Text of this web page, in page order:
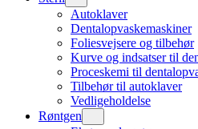
Autoklaver
Dentalopvaskemaskiner
Foliesvejsere og tilbehør
Kurve og indsatser til
Proceskemi til
Tilbehør til autoklaver
Vedligeholdelse
Røntgen